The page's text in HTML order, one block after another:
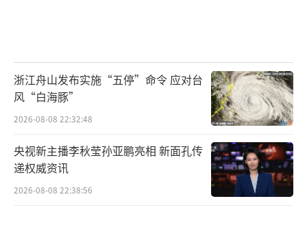
浙江舟山发布实施“五停”命令 应对台
风“白海豚”
2026-08-08 22:32:48
央视新主播李秋莹孙亚鹏亮相 新面孔传
递权威资讯
2026-08-08 22:38:56